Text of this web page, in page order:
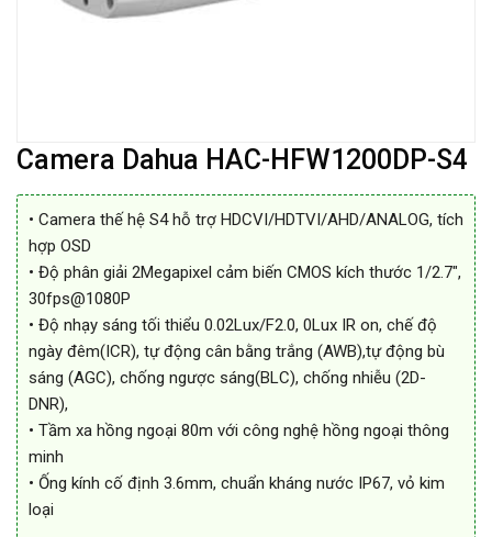
Camera Dahua HAC-HFW1200DP-S4
• Camera thế hệ S4 hỗ trợ HDCVI/HDTVI/AHD/ANALOG, tích
hợp OSD
• Độ phân giải 2Megapixel cảm biến CMOS kích thước 1/2.7″,
30fps@1080P
• Độ nhạy sáng tối thiểu 0.02Lux/F2.0, 0Lux IR on, chế độ
ngày đêm(ICR), tự động cân bằng trắng (AWB),tự động bù
sáng (AGC), chống ngược sáng(BLC), chống nhiễu (2D-
DNR),
• Tầm xa hồng ngoại 80m với công nghệ hồng ngoại thông
minh
• Ống kính cố định 3.6mm, chuẩn kháng nước IP67, vỏ kim
loại